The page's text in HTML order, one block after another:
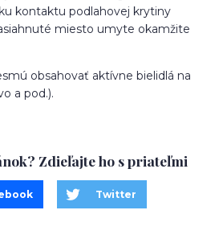
kontaktu podlahovej krytiny
miesto umyte okamžite
obsahovať aktívne bielidlá na
a pod.).
Zdieľajte ho s priateľmi
Twitter